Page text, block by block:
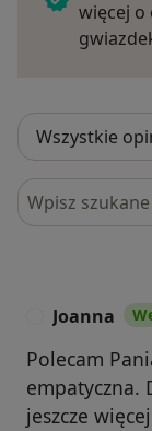
więcej o
Szukaj w
Joanna
Polecam
empatyczna.
jeszcze